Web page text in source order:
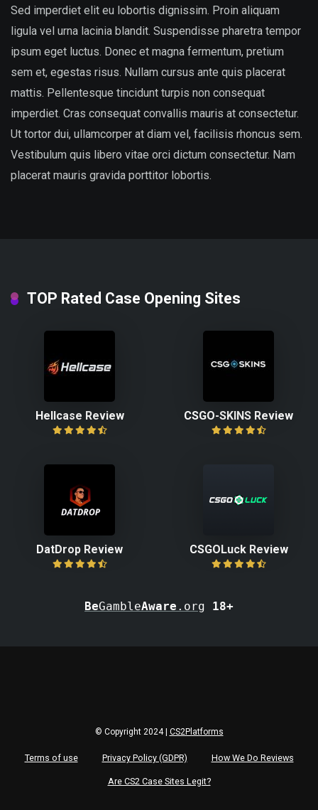
Sed imperdiet elit eu lobortis dignissim. Proin aliquam
ligula vel urna lacinia blandit. Suspendisse pharetra tempor
ipsum eget luctus. Donec et magna fermentum, pretium
sem et, egestas risus. Nullam cursus ante quis placerat
mattis. Pellentesque tincidunt turpis non consequat
imperdiet. Cras consequat convallis mauris at consectetur.
Ut tortor dui, ullamcorper at diam vel, facilisis rhoncus sem.
Vestibulum quis libero vitae orci dictum consectetur. Nam
placerat mauris gravida porttitor lobortis.
TOP Rated Case Opening Sites
Hellcase Review CSGO-SKINS Review
DatDrop Review CSGOLuck Review
BeGambleAware .org 18+
© Copyright 2024 | CS2Platforms
Terms of use Privacy Policy (GDPR) How We Do Reviews
Are CS2 Case Sites Legit?